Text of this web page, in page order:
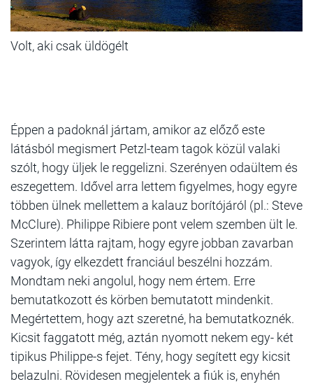
Volt, aki csak üldögélt
Éppen a padoknál jártam, amikor az előző este
látásból megismert Petzl-team tagok közül valaki
szólt, hogy üljek le reggelizni. Szerényen odaültem és
eszegettem. Idővel arra lettem figyelmes, hogy egyre
többen ülnek mellettem a kalauz borítójáról (pl.: Steve
McClure). Philippe Ribiere pont velem szemben ült le.
Szerintem látta rajtam, hogy egyre jobban zavarban
vagyok, így elkezdett franciául beszélni hozzám.
Mondtam neki angolul, hogy nem értem. Erre
bemutatkozott és körben bemutatott mindenkit.
Megértettem, hogy azt szeretné, ha bemutatkoznék.
Kicsit faggatott még, aztán nyomott nekem egy- két
tipikus Philippe-s fejet. Tény, hogy segített egy kicsit
belazulni. Rövidesen megjelentek a fiúk is, enyhén